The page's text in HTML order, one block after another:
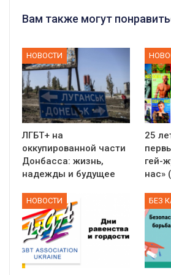
Вам также могут
НОВОСТИ
ЛГБТ+ на
оккупированной части
Донбасса: жизнь,
надежды и будущее
25
гей-
нас»
НОВОСТИ БЕЗ